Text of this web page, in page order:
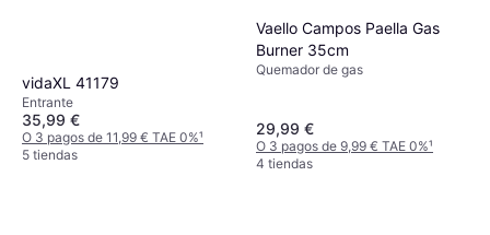
vidaXL 41179
Entrante
35,99 €
O 3 pagos de 11,99 € TAE 0%¹
5 tiendas
Vaello Campos Paella Gas
Burner 35cm
Quemador de gas
29,99 €
O 3 pagos de 9,99 € TAE 0%¹
4 tiendas